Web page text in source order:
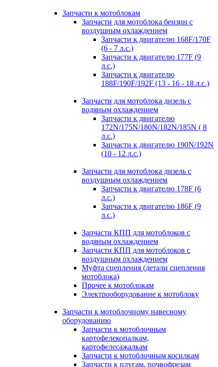
Запчасти к мотоблокам
Запчасти для мотоблока бензин с
воздушным охлаждением
Запчасти к двигателю 168F/170F
(6 - 7 л.с.)
Запчасти к двигателю 177F (9
л.с.)
Запчасти к двигателю
188F/190F/192F (13 - 16 - 18 л.с.)
Запчасти для мотоблока дизель с
водяным охлаждением
Запчасти к двигателю
172N/175N/180N/182N/185N ( 8
л.с.)
Запчасти к двигателю 190N/192N
(10 - 12 л.с.)
Запчасти для мотоблока дизель с
воздушным охлаждением
Запчасти к двигателю 178F (6
л.с.)
Запчасти к двигателю 186F (9
л.с.)
Запчасти КПП для мотоблоков с
водяным охлаждением
Запчасти КПП для мотоблоков с
воздушным охлаждением
Муфта сцепления (детали сцепления
мотоблока)
Прочее к мотоблокам
Электрооборудование к мотоблоку
Запчасти к мотоблочному навесному
оборудованию
Запчасти к мотоблочным
картофелекопалкам,
картофелесажалкам
Запчасти к мотоблочным косилкам
Запчасти к плугам, почвофрезам